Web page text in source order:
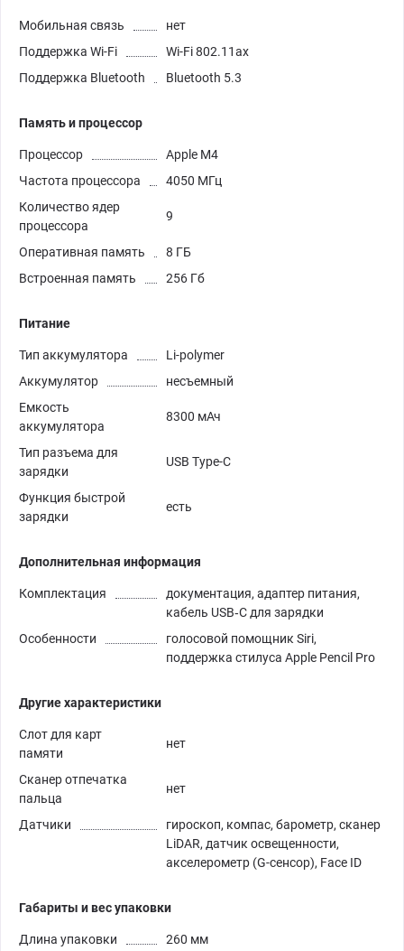
Мобильная связь
нет
Поддержка Wi-Fi
Wi-Fi 802.11ax
Поддержка Bluetooth
Bluetooth 5.3
Память и процессор
Процессор
Apple M4
Частота процессора
4050 МГц
Количество ядер
процессора
9
Оперативная память
8 ГБ
Встроенная память
256 Гб
Питание
Тип аккумулятора
Li-polymer
Аккумулятор
несъемный
Емкость
аккумулятора
8300 мАч
Тип разъема для
зарядки
USB Type-C
Функция быстрой
зарядки
есть
Дополнительная информация
Комплектация
документация, адаптер питания,
кабель USB‑C для зарядки
Особенности
голосовой помощник Siri,
поддержка стилуса Apple Pencil Pro
Другие характеристики
Слот для карт
памяти
нет
Сканер отпечатка
пальца
нет
Датчики
гироскоп, компас, барометр, сканер
LiDAR, датчик освещенности,
акселерометр (G-сенсор), Face ID
Габариты и вес упаковки
Длина упаковки
260 мм